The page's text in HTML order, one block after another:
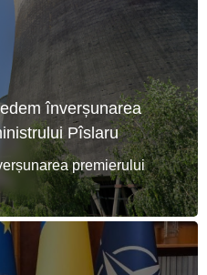
înverșunarea
Pîslaru
premierului